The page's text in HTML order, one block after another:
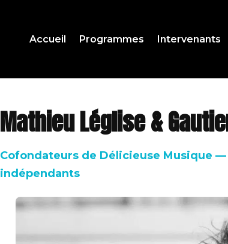
Accueil Programmes Intervenants
Mathieu Léglise &
Cofondateurs de Délicieuse Musique
indépendants